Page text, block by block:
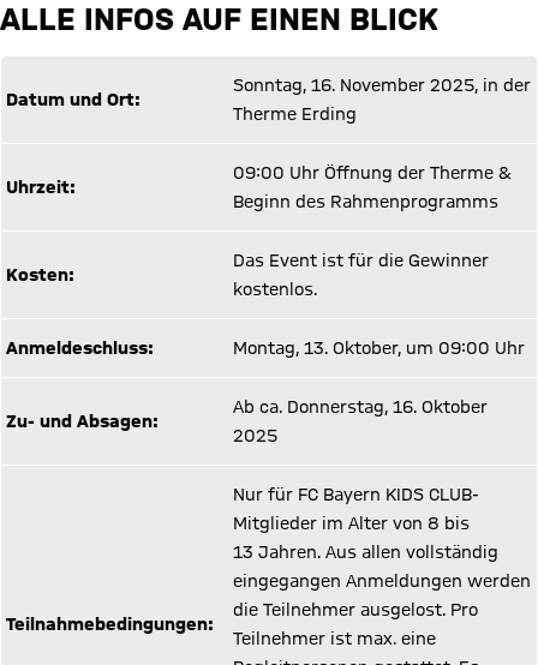
ALLE INFOS AUF EINEN BLICK
Datum und Ort:
Sonntag, 16. November 2025, in der
Therme Erding
Uhrzeit:
09:00 Uhr Öffnung der Therme &
Beginn des Rahmenprogramms
Kosten:
Das Event ist für die Gewinner
kostenlos.
Anmeldeschluss: Montag, 13. Oktober, um 09:00 Uhr
Zu- und Absagen:
Ab ca. Donnerstag, 16. Oktober
2025
Teilnahmebedingungen:
Nur für FC Bayern KIDS CLUB-
Mitglieder im Alter von 8 bis
13 Jahren. Aus allen vollständig
eingegangen Anmeldungen werden
die Teilnehmer ausgelost. Pro
Teilnehmer ist max. eine